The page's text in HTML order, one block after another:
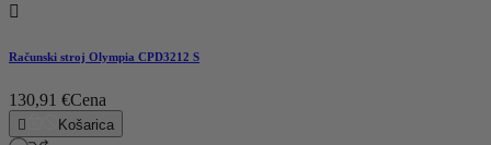

Računski stroj Olympia CPD3212 S
130,91 €Cena
 Košarica